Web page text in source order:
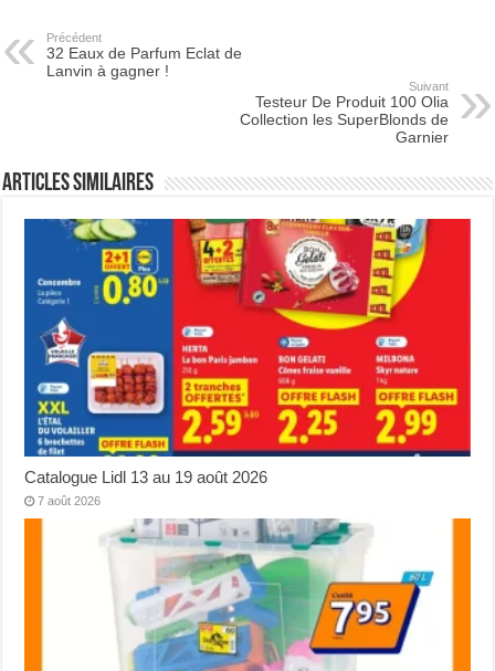
Précédent
32 Eaux de Parfum Eclat de
Lanvin à gagner !
Suivant
Testeur De Produit 100 Olia
Collection les SuperBlonds de
Garnier
Articles Similaires
Catalogue Lidl 13 au 19 août 2026
7 août 2026